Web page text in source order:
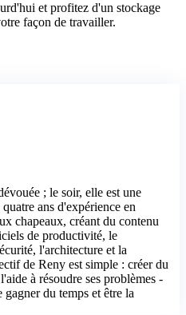
et profitez d'un stockage
façon de travailler.
; le soir, elle est une
ans d'expérience en
chapeaux, créant du contenu
de productivité, le
l'architecture et la
de Reny est simple : créer du
à résoudre ses problèmes -
du temps et être la